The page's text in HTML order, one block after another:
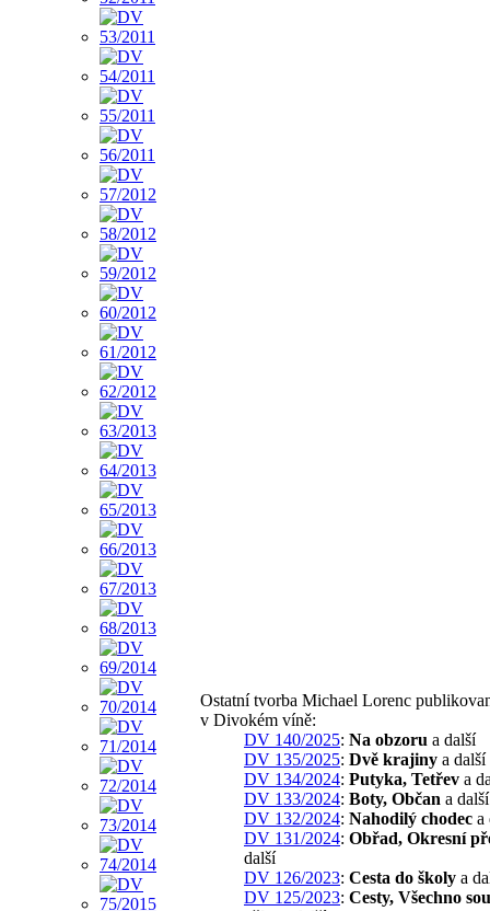
Ostatní tvorba Michael Lorenc
v Divokém víně:
DV 140/2025: Na obzoru a další
DV 135/2025: Dvě krajiny a další
DV 134/2024: Putyka, Tetřev a
DV 133/2024: Boty, Občan a další
DV 132/2024: Nahodilý chodec a
DV 131/2024: Obřad, Okresní
další
DV 126/2023: Cesta do školy a
DV 125/2023: Cesty, Všechno